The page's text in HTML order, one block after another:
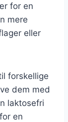
for en
mere
eller
forskellige
dem med
laktosefri
en